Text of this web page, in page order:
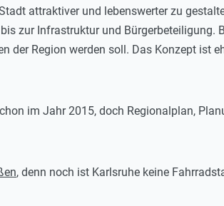
attraktiver und lebenswerter zu
zur Infrastruktur und Bürgerbeteiligung.
der Region werden soll. Das Konzept ist
im Jahr 2015, doch Regionalplan,
, denn noch ist Karlsruhe keine